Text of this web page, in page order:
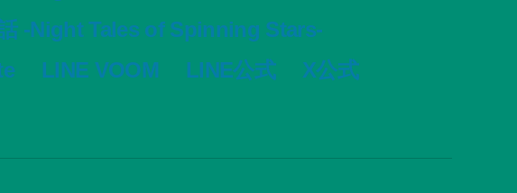
-Night Tales of Spinning Stars-
LINE VOOM LINE公式
X公式